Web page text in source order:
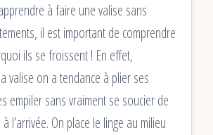
à faire une valise sans
il est important de comprendre
ils se froissent ! En effet,
valise on a tendance à plier ses
empiler sans vraiment se soucier de
l’arrivée. On place le linge au milieu